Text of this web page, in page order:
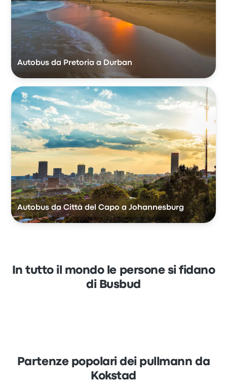
Autobus da Pretoria a Durban
Autobus da Città del Capo a Johannesburg
In tutto il mondo le persone si fidano
di Busbud
Partenze popolari dei pullmann da
Kokstad